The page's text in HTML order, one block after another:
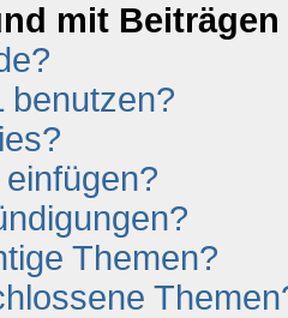
mit
benutzen?
Themen?